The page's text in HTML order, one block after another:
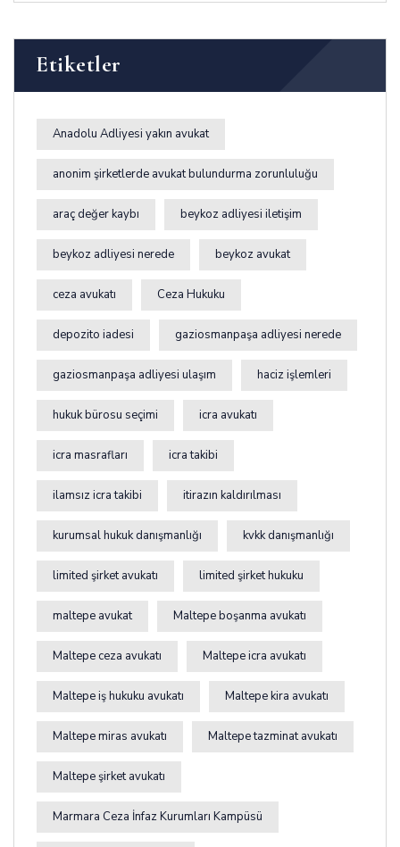
Etiketler
Anadolu Adliyesi yakın avukat
anonim şirketlerde avukat bulundurma zorunluluğu
araç değer kaybı beykoz adliyesi iletişim
beykoz adliyesi nerede beykoz avukat
ceza avukatı Ceza Hukuku
depozito iadesi gaziosmanpaşa adliyesi nerede
gaziosmanpaşa adliyesi ulaşım haciz işlemleri
hukuk bürosu seçimi icra avukatı
icra masrafları icra takibi
ilamsız icra takibi itirazın kaldırılması
kurumsal hukuk danışmanlığı kvkk danışmanlığı
limited şirket avukatı limited şirket hukuku
maltepe avukat Maltepe boşanma avukatı
Maltepe ceza avukatı Maltepe icra avukatı
Maltepe iş hukuku avukatı Maltepe kira avukatı
Maltepe miras avukatı Maltepe tazminat avukatı
Maltepe şirket avukatı
Marmara Ceza İnfaz Kurumları Kampüsü